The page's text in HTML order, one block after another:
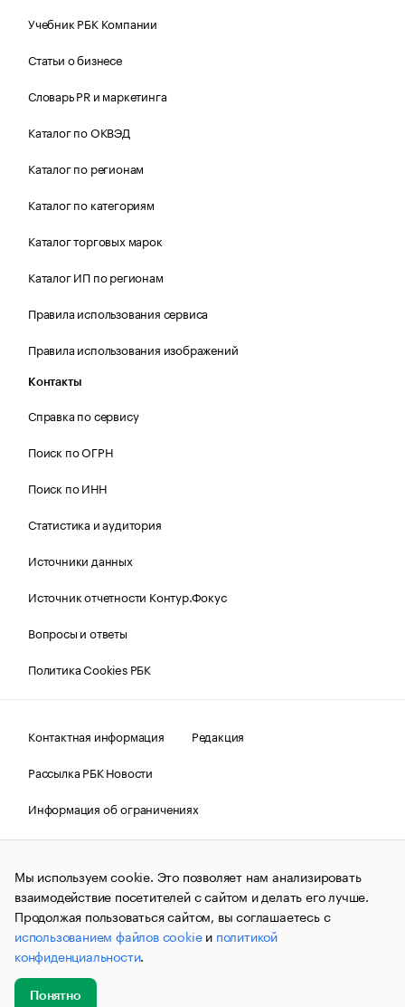
Учебник РБК Компании
Статьи о бизнесе
Словарь PR и маркетинга
Каталог по ОКВЭД
Каталог по регионам
Каталог по категориям
Каталог торговых марок
Каталог ИП по регионам
Правила использования сервиса
Правила использования изображений
Контакты
Справка по сервису
Поиск по ОГРН
Поиск по ИНН
Статистика и аудитория
Источники данных
Источник отчетности Контур.Фокус
Вопросы и ответы
Политика Cookies РБК
Контактная информация
Редакция
Рассылка РБК Новости
Информация об ограничениях
Правовая информация
О соблюдении авторских прав
© АО «РОСБИЗНЕСКОНСАЛТИНГ»,1995–2026.Сообщения
и материалы информационного агентства «РБК»
(зарегистрировано Федеральной службой по надзору в сфере
связи, информационных технологий и массовых
коммуникаций (Роскомнадзор) 09.12.2015 за номером ИА
№ФС77-63848) сопровождаются пометкой «РБК». Отдельные
публикации могут содержать информацию,
не предназначенную для пользователей
до 18 лет.
Мы используем cookie. Это позволяет нам анализировать
взаимодействие посетителей с сайтом и делать его лучше.
Продолжая пользоваться сайтом, вы соглашаетесь с
использованием файлов cookieи политикой
конфиденциальности.
Понятно